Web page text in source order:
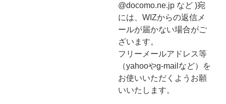
@docomo.ne.jp など )宛
には、WIZからの返信メ
ールが届かない場合がご
ざいます。
フリーメールアドレス等
（yahooやg-mailなど）を
お使いいただくようお願
いいたします。